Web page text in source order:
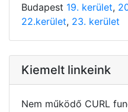
Budapest 19. kerület,
22.kerület, 23. kerület
Kiemelt linkeink
Nem működő CURL